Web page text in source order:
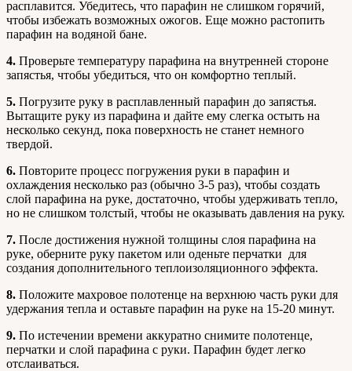
расплавится. Убедитесь, что парафин не слишком горячий,
чтобы избежать возможных ожогов. Еще можно растопить
парафин на водяной бане.
4. Проверьте температуру парафина на внутренней стороне
запястья, чтобы убедиться, что он комфортно теплый.
5. Погрузите руку в расплавленный парафин до запястья.
Вытащите руку из парафина и дайте ему слегка остыть на
несколько секунд, пока поверхность не станет немного
твердой.
6. Повторите процесс погружения руки в парафин и
охлаждения несколько раз (обычно 3-5 раз), чтобы создать
слой парафина на руке, достаточно, чтобы удерживать тепло,
но не слишком толстый, чтобы не оказывать давления на руку.
7. После достижения нужной толщины слоя парафина на
руке, оберните руку пакетом или оденьте перчатки для
создания дополнительного теплоизоляционного эффекта.
8. Положите махровое полотенце на верхнюю часть руки для
удержания тепла и оставьте парафин на руке на 15-20 минут.
9. По истечении времени аккуратно снимите полотенце,
перчатки и слой парафина с руки. Парафин будет легко
отслаиваться.